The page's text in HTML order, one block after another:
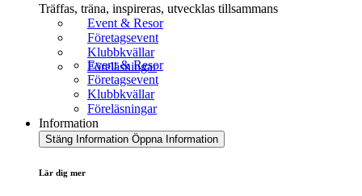
Träffas, träna, inspireras, utvecklas tillsammans
Event & Resor
Företagsevent
Klubbkvällar
Föreläsningar
Event & Resor
Företagsevent
Klubbkvällar
Föreläsningar
Information
Stäng Information Öppna Information
Lär dig mer